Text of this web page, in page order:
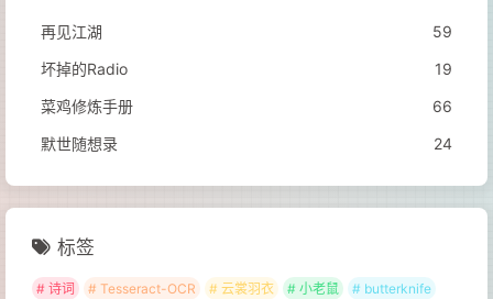
再见江湖
59
坏掉的Radio
19
菜鸡修炼手册
66
默世随想录
24
标签
# 诗词 # Tesseract-OCR # 云裳羽衣 # 小老鼠
# butterknife